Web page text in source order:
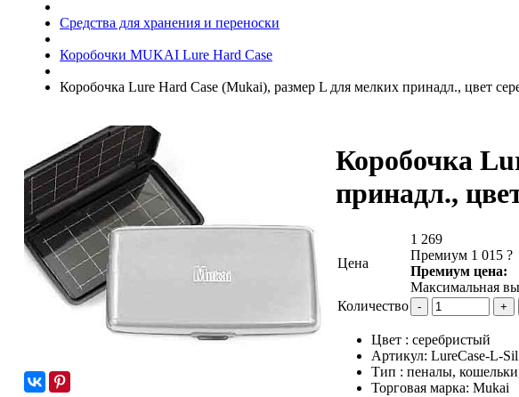
Средства для хранения и переноски
Коробочки MUKAI Lure Hard Case
Коробочка Lure Hard Case (Mukai), размер L для мелких принадл., цвет
Коробочка
принадл.,
Цена
1 269
Премиум 1 015 ?
Премиум цена:
Максимальная
Количество
Цвет : серебристый
Артикул: LureCase-L-Sil
Тип : пеналы,
Торговая марка: Mukai